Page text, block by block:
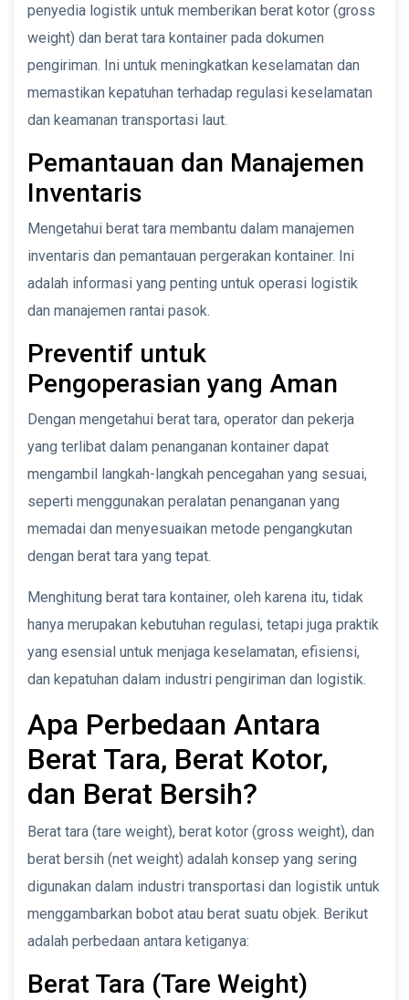
penyedia logistik untuk memberikan berat kotor (gross
weight) dan berat tara kontainer pada dokumen
pengiriman. Ini untuk meningkatkan keselamatan dan
memastikan kepatuhan terhadap regulasi keselamatan
dan keamanan transportasi laut.
Pemantauan dan Manajemen
Inventaris
Mengetahui berat tara membantu dalam manajemen
inventaris dan pemantauan pergerakan kontainer. Ini
adalah informasi yang penting untuk operasi logistik
dan manajemen rantai pasok.
Preventif untuk
Pengoperasian yang Aman
Dengan mengetahui berat tara, operator dan pekerja
yang terlibat dalam penanganan kontainer dapat
mengambil langkah-langkah pencegahan yang sesuai,
seperti menggunakan peralatan penanganan yang
memadai dan menyesuaikan metode pengangkutan
dengan berat tara yang tepat.
Menghitung berat tara kontainer, oleh karena itu, tidak
hanya merupakan kebutuhan regulasi, tetapi juga praktik
yang esensial untuk menjaga keselamatan, efisiensi,
dan kepatuhan dalam industri pengiriman dan logistik.
Apa Perbedaan Antara
Berat Tara, Berat Kotor,
dan Berat Bersih?
Berat tara (tare weight), berat kotor (gross weight), dan
berat bersih (net weight) adalah konsep yang sering
digunakan dalam industri transportasi dan logistik untuk
menggambarkan bobot atau berat suatu objek. Berikut
adalah perbedaan antara ketiganya:
Berat Tara (Tare Weight)